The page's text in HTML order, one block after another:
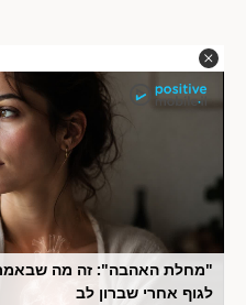
"מחלת האהבה": זה מה
לגוף אחרי שברון לב